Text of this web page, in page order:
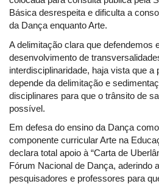
Básica desrespeita e dificulta a
da Dança enquanto Arte.
A delimitação clara que defendemos
desenvolvimento de
interdisciplinaridade, haja vista que
depende da delimitação e
disciplinares para que o trânsito de
possível.
Em defesa do ensino da Dança
componente curricular Arte na
declara total apoio à “Carta de
Fórum Nacional de Dança, aderindo
pesquisadores e professores para